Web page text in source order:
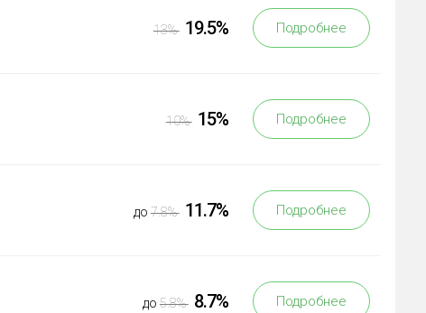
13% 19.5% Подробнее
10% 15% Подробнее
до7.8% 11.7% Подробнее
до5.8% 8.7% Подробнее